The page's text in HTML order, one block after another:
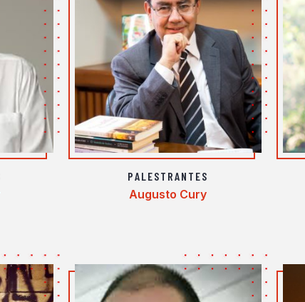
PALESTRANTES
Augusto Cury